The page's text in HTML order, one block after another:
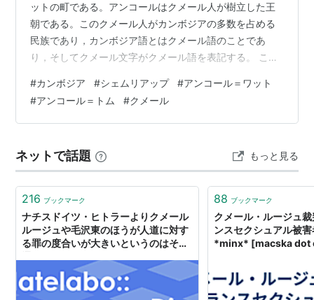
ットの町である。アンコールはクメール人が樹立した王
朝である。このクメール人がカンボジアの多数を占める
民族であり，カンボジア語とはクメール語のことであ
り，そしてクメール文字がクメール語を表記する。 この
史書には「扶南」と記録されている。クメール語では
「プナン(プナム)」と発音した。「丘(山)」を意味し，現
在の首都プノンペンも「ペンの丘」の意味である。扶南
のベトナムのメコンデルタやタイのチャオプラヤデルタ
をもその支配地域としていた。このことから水上交…
#カンボジア #シェムリアップ #アンコール＝ワット
#アンコール＝トム #クメール
ネットで話題 もっと見る
216 ブックマーク
ナチスドイツ・ヒトラーよりクメール
ルージュや毛沢東のほうが人道に対す
る罪の度合いが大きいというのはその
88 ブックマーク
クメール・ルージュ
ンスセクシュアル被
*minx* [macska dot